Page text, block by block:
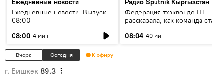
Ежедневные новости
Ежедневные новости. Выпуск
08:00
08:00 4 мин
Радио Sputnik Кыргызстан
Федерация тхэквондо ITF
рассказала, как команда
08:04 40 мин
Вчера Сегодня К эфиру
г. Бишкек 89.3